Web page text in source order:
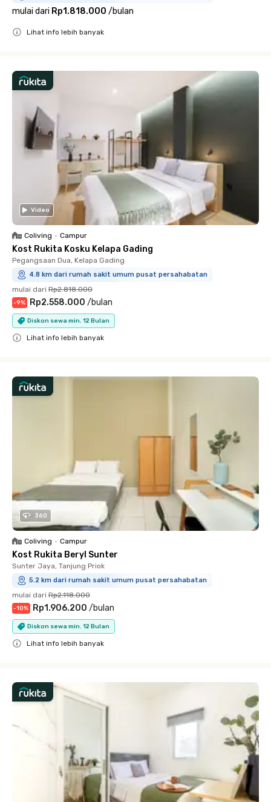
mulai dari Rp1.818.000 /bulan
Lihat info lebih banyak
Video
Coliving • Campur
Kost Rukita Kosku Kelapa Gading
Pegangsaan Dua, Kelapa Gading
4.8 km dari rumah sakit umum pusat persahabatan
mulai dari Rp2.818.000
-9% Rp2.558.000 /bulan
Diskon sewa min. 12 Bulan
Lihat info lebih banyak
360
Coliving • Campur
Kost Rukita Beryl Sunter
Sunter Jaya, Tanjung Priok
5.2 km dari rumah sakit umum pusat persahabatan
mulai dari Rp2.118.000
-10% Rp1.906.200 /bulan
Diskon sewa min. 12 Bulan
Lihat info lebih banyak